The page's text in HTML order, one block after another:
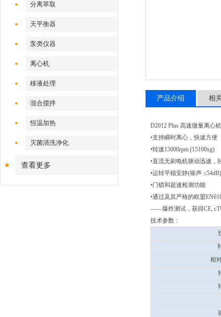
分离萃取
天平衡器
泵类仪器
离心机
移液处理
混合搅拌
恒温加热
灭菌清洗净化
查看更多
产品介绍 相
D2012 Plus 高速微量离心机
•支持瞬时离心，快速方便
•转速15000rpm (15100xg)
•直流无刷电机驱动迅速，
•运转平稳安静(噪声 ≤54dB)
•门锁和超速检测功能
•通过及其严格的欧盟
——爆炸测试，获得CE,
技术参数：
相